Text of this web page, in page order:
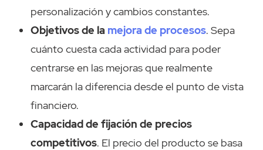
personalización y cambios constantes.
Objetivos de la mejora de procesos. Sepa
cuánto cuesta cada actividad para poder
centrarse en las mejoras que realmente
marcarán la diferencia desde el punto de vista
financiero.
Capacidad de fijación de precios
competitivos. El precio del producto se basa